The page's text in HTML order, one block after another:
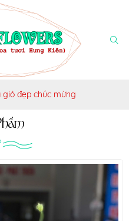
giỏ đẹp chúc mừng